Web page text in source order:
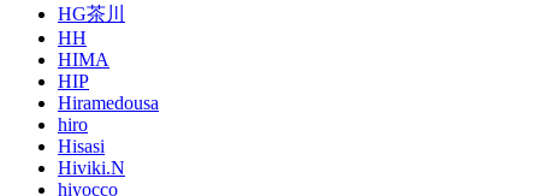
HG茶川
HH
HIMA
HIP
Hiramedousa
hiro
Hisasi
Hiviki.N
hiyocco